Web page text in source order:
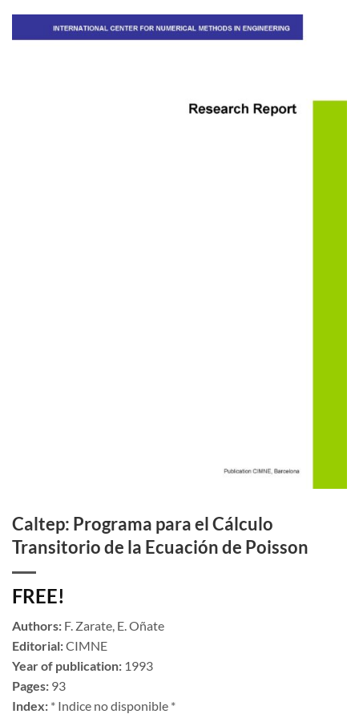
Caltep: Programa para el Cálculo
Transitorio de la Ecuación de Poisson
FREE!
Authors: F. Zarate, E. Oñate
Editorial:CIMNE
Year of publication: 1993
Pages: 93
Index: * Indice no disponible *